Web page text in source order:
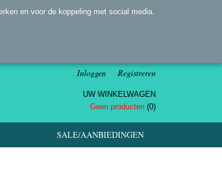
Inloggen Registreren
UW WINKELWAGEN
Geen producten (0)
SALE/AANBIEDINGEN
en voor de koppeling met social media.